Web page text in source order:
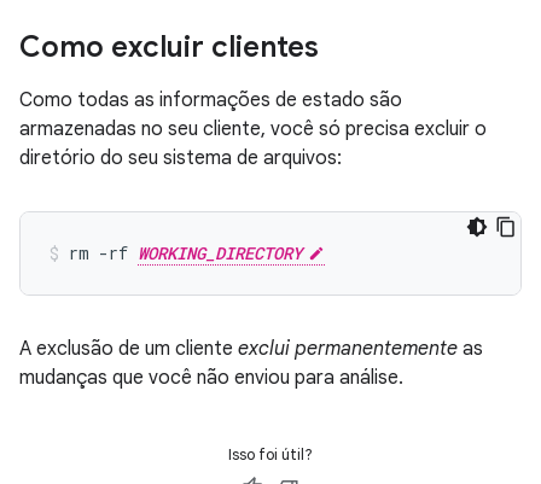
Como excluir clientes
Como todas as informações de estado são
armazenadas no seu cliente, você só precisa excluir o
diretório do seu sistema de arquivos:
rm -rf WORKING_DIRECTORY
A exclusão de um cliente exclui permanentemente as
mudanças que você não enviou para análise.
Isso foi útil?